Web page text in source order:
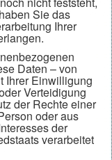
Sie das
Ihrer
Daten – von
Ihrer Einwilligung
Verteidigung
der Rechte einer
oder aus
der
verarbeitet